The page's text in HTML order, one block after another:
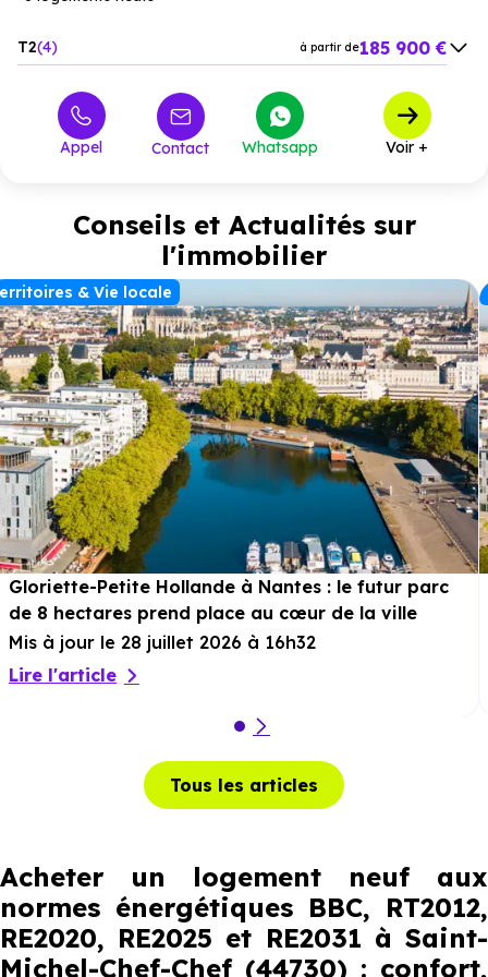
T2 4 à partir de185 900 €
Appel Contact Whatsapp Voir +
Conseils et Actualités sur
l'immobilier
& Vie locale
Gloriette-Petite Hollande à Nantes : le futur parc
de 8 hectares prend place au cœur de la ville
Mis à jour le 28 juillet 2026 à 16h32
Lire l'article
Tous les articles
Acheter un logement neuf aux
normes énergétiques BBC, RT2012,
RE2020, RE2025 et RE2031 à Saint-
Michel-Chef-Chef (44730) : confort,